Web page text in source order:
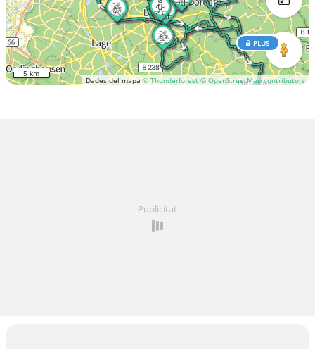
Dades del mapa© Thunderforest © OpenStreetMap contributors
PLUS
5 km
Publicitat